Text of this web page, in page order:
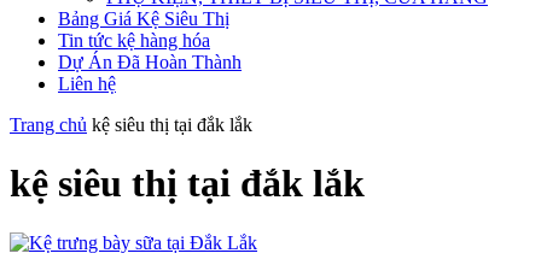
Bảng Giá Kệ Siêu Thị
Tin tức kệ hàng hóa
Dự Án Đã Hoàn Thành
Liên hệ
Trang chủ kệ siêu thị tại đắk lắk
kệ siêu thị tại đắk lắk